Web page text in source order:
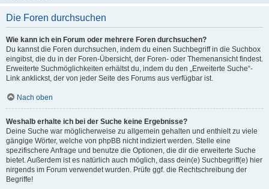
Die Foren durchsuchen
Wie kann ich ein Forum oder mehrere Foren durchsuchen?
Du kannst die Foren durchsuchen, indem du einen Suchbegriff in die Suchbox
eingibst, die du in der Foren-Übersicht, der Foren- oder Themenansicht findest.
Erweiterte Suchmöglichkeiten erhältst du, indem du den „Erweiterte Suche“-
Link anklickst, der von jeder Seite des Forums aus verfügbar ist.
Nach oben
Weshalb erhalte ich bei der Suche keine Ergebnisse?
Deine Suche war möglicherweise zu allgemein gehalten und enthielt zu viele
gängige Wörter, welche von phpBB nicht indiziert werden. Stelle eine
spezifischere Anfrage und benutze die Optionen, die dir die erweiterte Suche
bietet. Außerdem ist es natürlich auch möglich, dass dein(e) Suchbegriff(e) hier
nirgends im Forum verwendet wurden. Prüfe ggf. die Rechtschreibung der
Begriffe!